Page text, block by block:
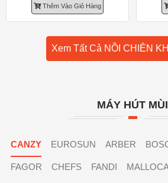
Thêm Vào Giỏ Hàng
Xem Tất Cả NỒI CHIÊN
MÁY HÚT MÙI
CANZY EUROSUN ARBER
FAGOR CHEFS FANDI